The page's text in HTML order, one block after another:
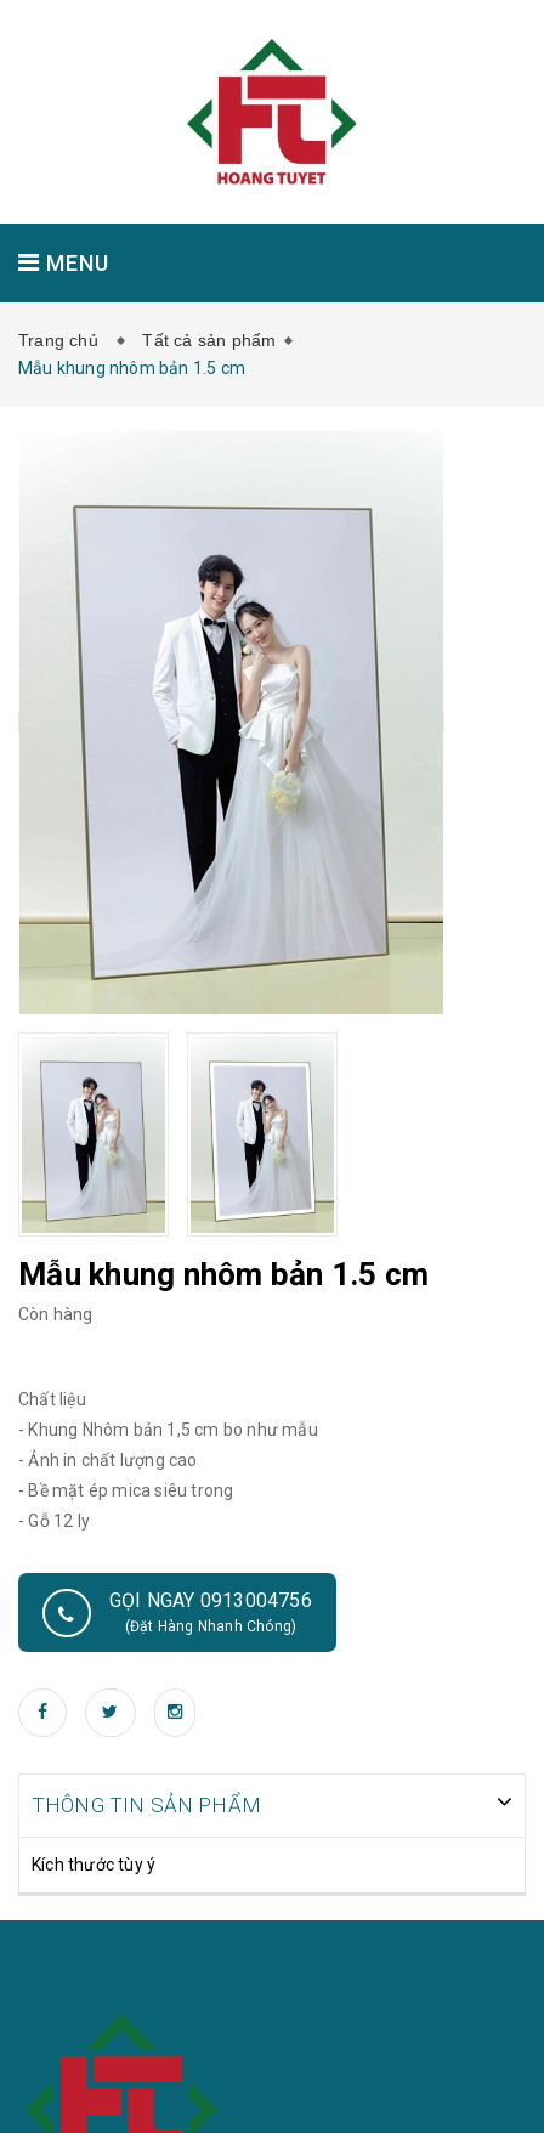
MENU
GIỚI THIỆU SẢN PHẨM
Trang chủ
Tất cả sản phẩm
Mẫu khung nhôm bản 1.5 cm
Mẫu khung nhôm bản 1.5 cm
Còn hàng
Chất liệu
- Khung Nhôm bản 1,5 cm bo như mẫu
- Ảnh in chất lượng cao
- Bề mặt ép mica siêu trong
- Gỗ 12 ly
GỌI NGAY 0913004756
(Đặt Hàng Nhanh Chóng)
THÔNG TIN SẢN PHẨM
Kích thước tùy ý